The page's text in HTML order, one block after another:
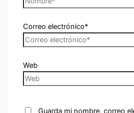
Correo electrónico*
Web
Guarda mi nombre, correo